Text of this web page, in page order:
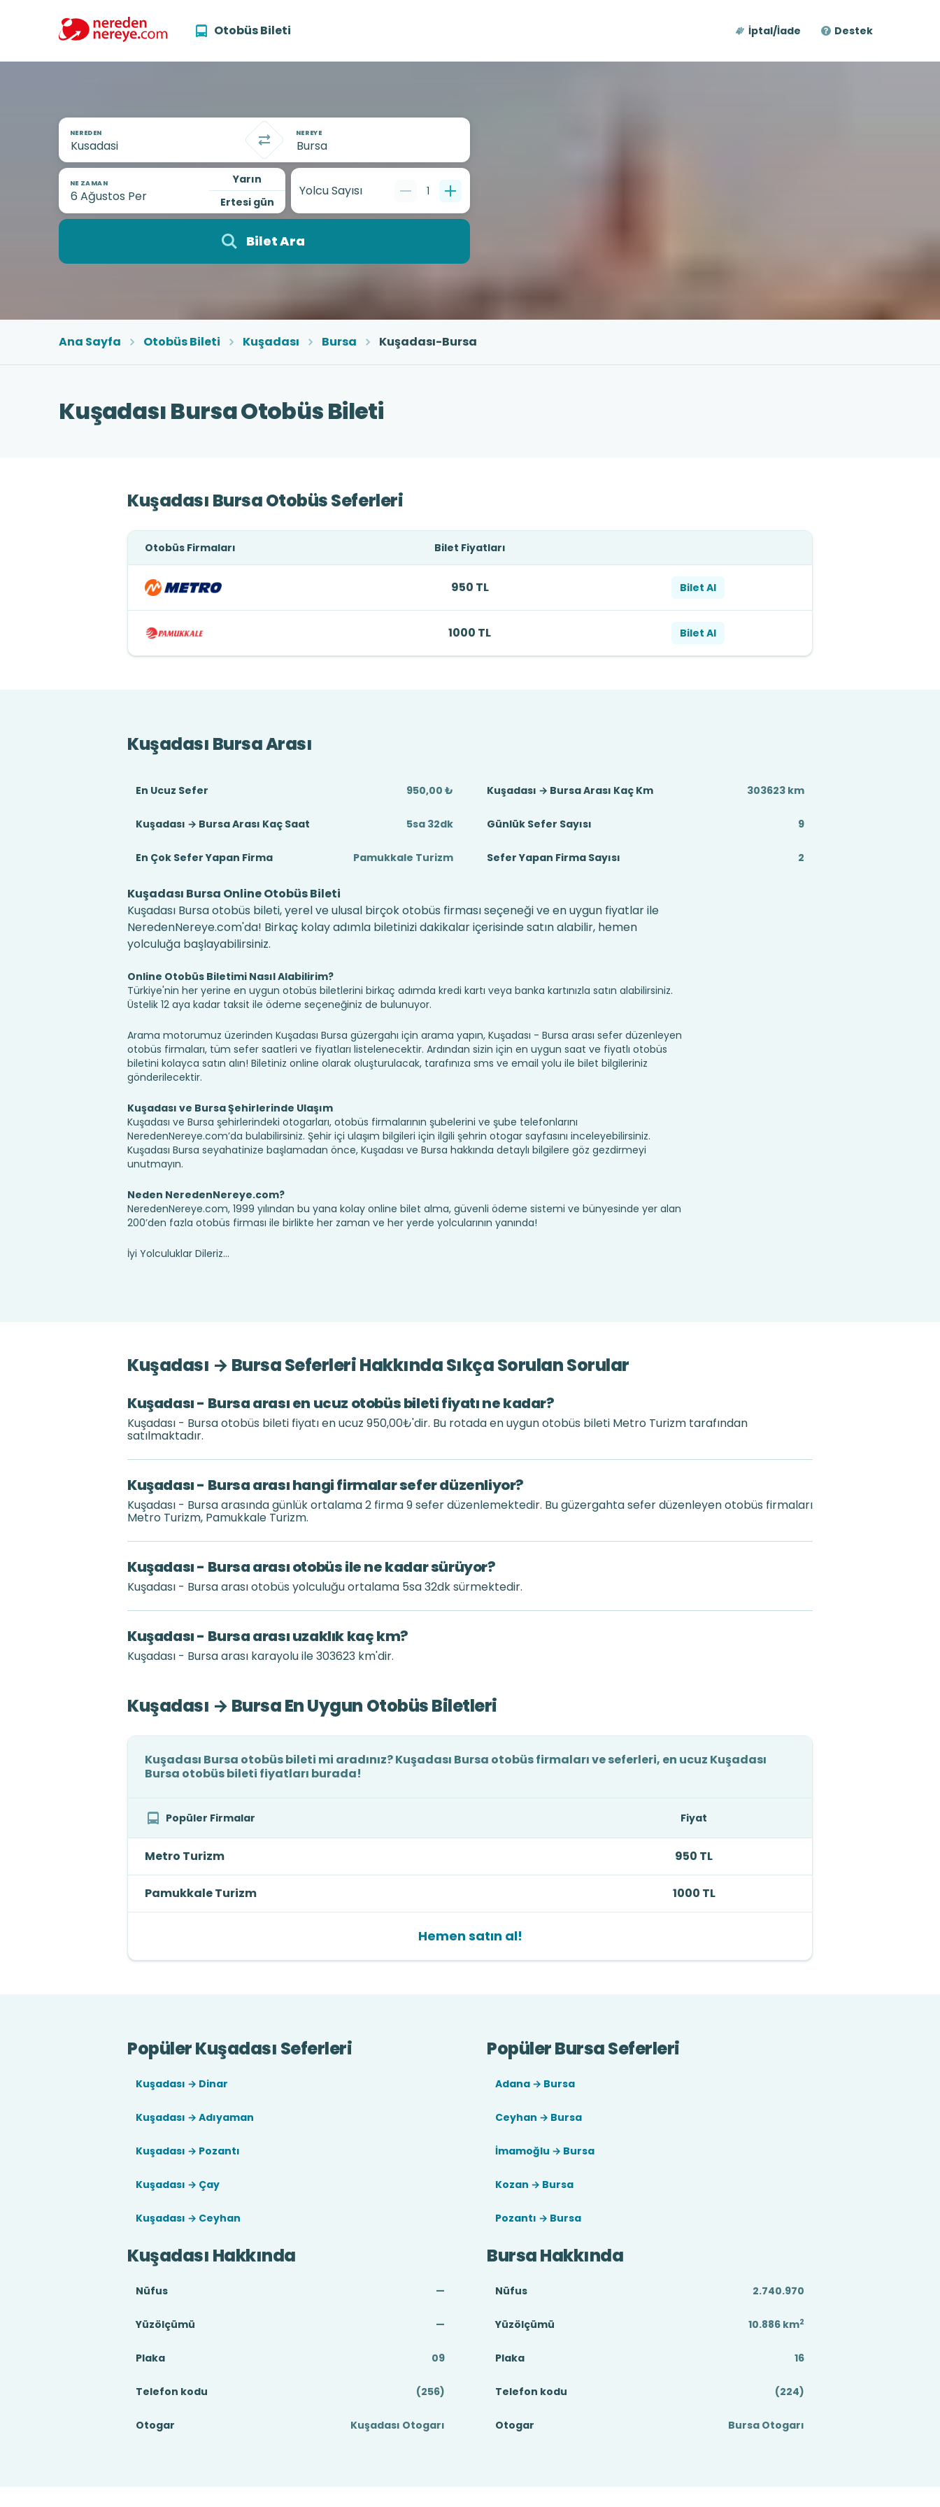
Otobüs Bileti İptal/İade Destek
NEREDEN NEREYE
NE ZAMAN
Yarın
Ertesi gün
Yolcu Sayısı 1
Bilet Ara
Ana Sayfa Otobüs Bileti Kuşadası Bursa Kuşadası-Bursa
Kuşadası Bursa Otobüs Bileti
Kuşadası Bursa Otobüs Seferleri
Otobüs Firmaları Bilet Fiyatları
950 TL Bilet Al
1000 TL Bilet Al
Kuşadası Bursa Arası
En Ucuz Sefer 950,00 ₺ Kuşadası → Bursa Arası Kaç Km 303623 km
Kuşadası → Bursa Arası Kaç Saat 5sa 32dk Günlük Sefer Sayısı 9
En Çok Sefer Yapan Firma Pamukkale Turizm Sefer Yapan Firma Sayısı 2
Kuşadası Bursa Online Otobüs Bileti
Kuşadası Bursa otobüs bileti, yerel ve ulusal birçok otobüs firması seçeneği ve en uygun fiyatlar ile
NeredenNereye.com'da! Birkaç kolay adımla biletinizi dakikalar içerisinde satın alabilir, hemen
yolculuğa başlayabilirsiniz.
Online Otobüs Biletimi Nasıl Alabilirim?
Türkiye'nin her yerine en uygun otobüs biletlerini birkaç adımda kredi kartı veya banka kartınızla satın alabilirsiniz.
Üstelik 12 aya kadar taksit ile ödeme seçeneğiniz de bulunuyor.
Arama motorumuz üzerinden Kuşadası Bursa güzergahı için arama yapın, Kuşadası - Bursa arası sefer düzenleyen
otobüs firmaları, tüm sefer saatleri ve fiyatları listelenecektir. Ardından sizin için en uygun saat ve fiyatlı otobüs
biletini kolayca satın alın! Biletiniz online olarak oluşturulacak, tarafınıza sms ve email yolu ile bilet bilgileriniz
gönderilecektir.
Kuşadası ve Bursa Şehirlerinde Ulaşım
Kuşadası ve Bursa şehirlerindeki otogarları, otobüs firmalarının şubelerini ve şube telefonlarını
NeredenNereye.com’da bulabilirsiniz. Şehir içi ulaşım bilgileri için ilgili şehrin otogar sayfasını inceleyebilirsiniz.
Kuşadası Bursa seyahatinize başlamadan önce, Kuşadası ve Bursa hakkında detaylı bilgilere göz gezdirmeyi
unutmayın.
Neden NeredenNereye.com?
NeredenNereye.com, 1999 yılından bu yana kolay online bilet alma, güvenli ödeme sistemi ve bünyesinde yer alan
200’den fazla otobüs firması ile birlikte her zaman ve her yerde yolcularının yanında!
İyi Yolculuklar Dileriz...
Kuşadası → Bursa Seferleri Hakkında Sıkça Sorulan Sorular
Kuşadası - Bursa arası en ucuz otobüs bileti fiyatı ne kadar?
Kuşadası - Bursa otobüs bileti fiyatı en ucuz 950,00₺'dir. Bu rotada en uygun otobüs bileti Metro Turizm tarafından
satılmaktadır.
Kuşadası - Bursa arası hangi firmalar sefer düzenliyor?
Kuşadası - Bursa arasında günlük ortalama 2 firma 9 sefer düzenlemektedir. Bu güzergahta sefer düzenleyen otobüs firmaları
Metro Turizm, Pamukkale Turizm.
Kuşadası - Bursa arası otobüs ile ne kadar sürüyor?
Kuşadası - Bursa arası otobüs yolculuğu ortalama 5sa 32dk sürmektedir.
Kuşadası - Bursa arası uzaklık kaç km?
Kuşadası - Bursa arası karayolu ile 303623 km'dir.
Kuşadası → Bursa En Uygun Otobüs Biletleri
Kuşadası Bursa otobüs bileti mi aradınız? Kuşadası Bursa otobüs firmaları ve seferleri, en ucuz Kuşadası
Bursa otobüs bileti fiyatları burada!
Popüler Firmalar Fiyat
Metro Turizm 950 TL
Pamukkale Turizm 1000 TL
Hemen satın al!
Popüler Kuşadası Seferleri
Kuşadası → Dinar
Kuşadası → Adıyaman
Kuşadası → Pozantı
Kuşadası → Çay
Kuşadası → Ceyhan
Popüler Bursa Seferleri
Adana → Bursa
Ceyhan → Bursa
İmamoğlu → Bursa
Kozan → Bursa
Pozantı → Bursa
Kuşadası Hakkında
Nüfus —
Yüzölçümü —
Plaka 09
Telefon kodu (256)
Otogar Kuşadası Otogarı
Bursa Hakkında
Nüfus 2.740.970
Yüzölçümü 10.886 km2
Plaka 16
Telefon kodu (224)
Otogar Bursa Otogarı